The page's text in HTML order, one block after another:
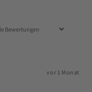
vor 1 Monat